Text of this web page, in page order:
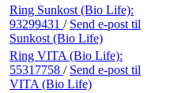
Ring Sunkost (Bio Life):
93299431 / Send e-post til
Sunkost (Bio Life)
Ring VITA (Bio Life):
55317758 / Send e-post til
VITA (Bio Life)